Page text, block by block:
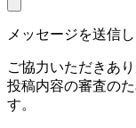
メッセージを送信し
ご協力いただきあ
投稿内容の審査の
す。